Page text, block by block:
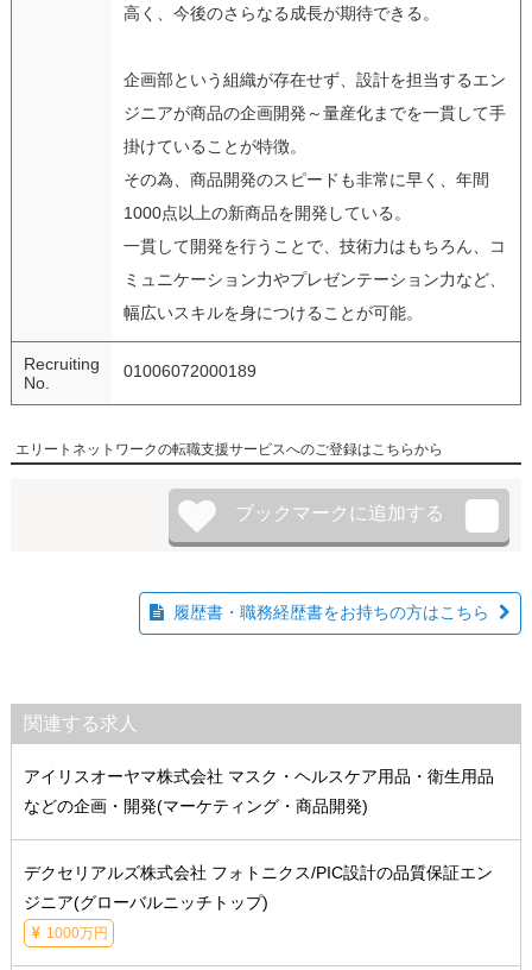
高く、今後のさらなる成長が期待できる。
企画部という組織が存在せず、設計を担当するエン
ジニアが商品の企画開発～量産化までを一貫して手
掛けていることが特徴。
その為、商品開発のスピードも非常に早く、年間
1000点以上の新商品を開発している。
一貫して開発を行うことで、技術力はもちろん、コ
ミュニケーション力やプレゼンテーション力など、
幅広いスキルを身につけることが可能。
Recruiting
No.
01006072000189
エリートネットワークの転職支援サービスへのご登録はこちらから
履歴書・職務経歴書をお持ちの方はこちら
関連する求人
アイリスオーヤマ株式会社 マスク・ヘルスケア用品・衛生用品
などの企画・開発(マーケティング・商品開発)
デクセリアルズ株式会社 フォトニクス/PIC設計の品質保証エン
ジニア(グローバルニッチトップ)
1000万円